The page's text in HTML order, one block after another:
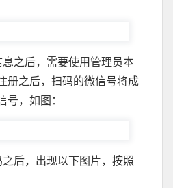
之后，需要使用管理员本
册之后，扫码的微信号将成
，如图：
后，出现以下图片，按照